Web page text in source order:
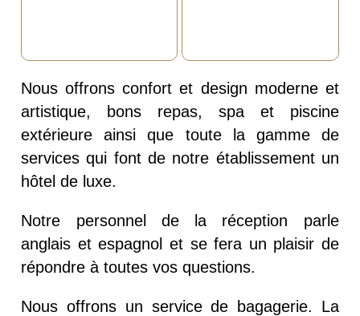
Nous offrons confort et design moderne et
artistique, bons repas, spa et piscine
extérieure ainsi que toute la gamme de
services qui font de notre établissement un
hôtel de luxe.
Notre personnel de la réception parle
anglais et espagnol et se fera un plaisir de
répondre à toutes vos questions.
Nous offrons un service de bagagerie.
La